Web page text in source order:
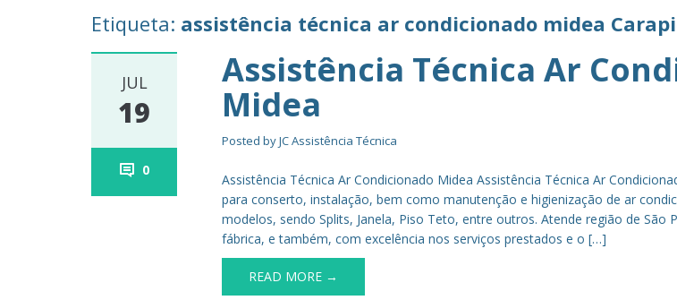
Etiqueta: assistência técnica ar condicionado midea
JUL
19
0
Assistência Técnica Ar
Midea
Posted byJC Assistência Técnica
Assistência Técnica Ar Condicionado Midea Assistência Técnica Ar
para conserto, instalação, bem como manutenção e higienização de ar
modelos, sendo Splits, Janela, Piso Teto, entre outros. Atende região de São
fábrica, e também, com excelência nos serviços prestados e o […]
READ MORE →